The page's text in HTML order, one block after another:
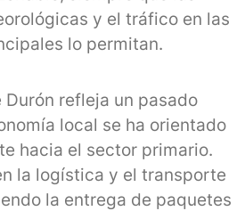
y el tráfico en las
lo permitan.
Durón refleja un pasado
local se ha orientado
hacia el sector primario.
la logística y el transporte
la entrega de paquetes